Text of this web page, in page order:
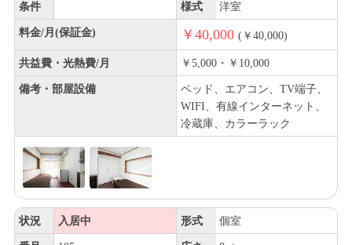
条件 様式 洋室
料金/月(保証金) ￥40,000 (￥40,000)
共益費・光熱費/月 ￥5,000・￥10,000
備考・部屋設備
ベッド、エアコン、TV端子、
WIFI、有線インターネット、
冷蔵庫、カラーラック
状況 入居中 形式 個室